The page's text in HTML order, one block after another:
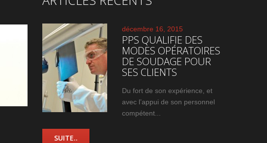
décembre 16, 2015
PPS QUALIFIE DES
MODES OPÉRATOIRES
DE SOUDAGE POUR
SES CLIENTS
Du fort de son expérience, et
avec l’appui de son personnel
compétent...
SUITE..